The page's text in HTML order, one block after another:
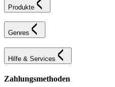
Produkte
Genres
Hilfe & Services
Zahlungsmethoden